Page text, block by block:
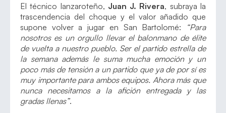
El técnico lanzaroteño, Juan J. Rivera, subraya la
trascendencia del choque y el valor añadido que
supone volver a jugar en San Bartolomé:
“Para
nosotros es un orgullo llevar el balonmano de élite
de vuelta a nuestro pueblo. Ser el partido estrella de
la semana además le suma mucha emoción y un
poco más de tensión a un partido que ya de por sí es
muy importante para ambos equipos. Ahora más que
nunca necesitamos a la afición entregada y las
gradas llenas”.